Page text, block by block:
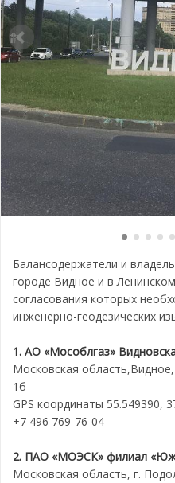
Балансодержатели и
городе Видное и в
согласования которых
инженерно-геодезических
1. АО «Мособлгаз»
Московская
1б
GPS координаты 55.549390,
+7 496 769-76-04
2. ПАО «МОЭСК» филиал
Московская область, г.